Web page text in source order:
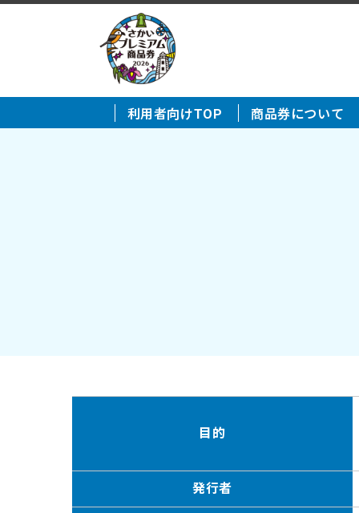
利用者向けTOP 商品券について
目的
発行者